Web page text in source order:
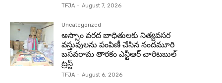
TFJA - August 7, 2026
Uncategorized
అస్సాం వరద బాధితులకు నిత్యవసర
వస్తువులను పంపిణీ చేసిన నందమూరి
బసవరామ తారకం ఎన్టీఆర్ చారిటబుల్
ట్రస్ట్
TFJA - August 6, 2026